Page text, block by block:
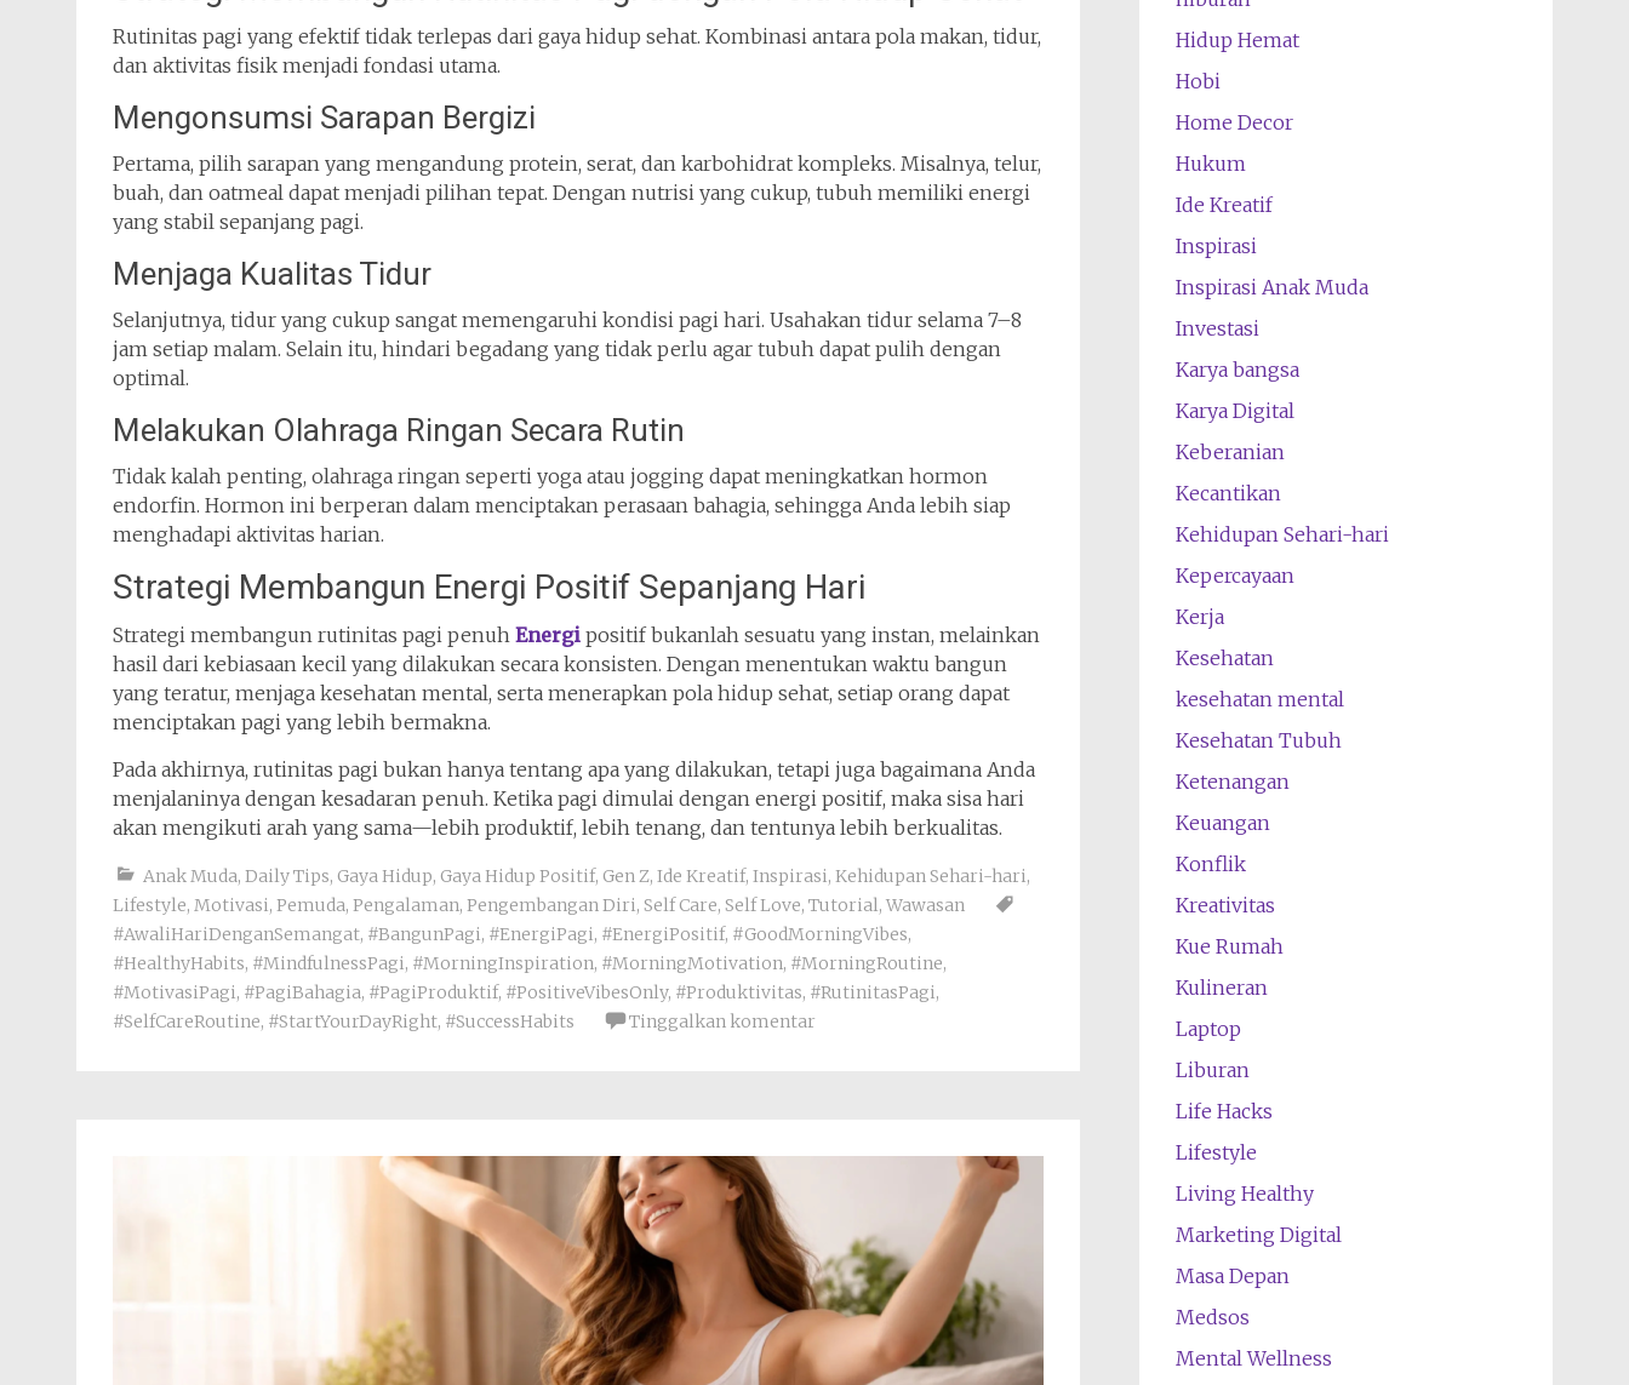
Rutinitas pagi yang efektif tidak terlepas dari gaya hidup sehat. Kombinasi antara pola makan, tidur,
dan aktivitas fisik menjadi fondasi utama.
Mengonsumsi Sarapan Bergizi
Pertama, pilih sarapan yang mengandung protein, serat, dan karbohidrat kompleks. Misalnya, telur,
buah, dan oatmeal dapat menjadi pilihan tepat. Dengan nutrisi yang cukup, tubuh memiliki energi
yang stabil sepanjang pagi.
Menjaga Kualitas Tidur
Selanjutnya, tidur yang cukup sangat memengaruhi kondisi pagi hari. Usahakan tidur selama 7–8
jam setiap malam. Selain itu, hindari begadang yang tidak perlu agar tubuh dapat pulih dengan
optimal.
Melakukan Olahraga Ringan Secara Rutin
Tidak kalah penting, olahraga ringan seperti yoga atau jogging dapat meningkatkan hormon
endorfin. Hormon ini berperan dalam menciptakan perasaan bahagia, sehingga Anda lebih siap
menghadapi aktivitas harian.
Strategi Membangun Energi Positif Sepanjang Hari
Strategi membangun rutinitas pagi penuh Energi positif bukanlah sesuatu yang instan, melainkan
hasil dari kebiasaan kecil yang dilakukan secara konsisten. Dengan menentukan waktu bangun
yang teratur, menjaga kesehatan mental, serta menerapkan pola hidup sehat, setiap orang dapat
menciptakan pagi yang lebih bermakna.
Pada akhirnya, rutinitas pagi bukan hanya tentang apa yang dilakukan, tetapi juga bagaimana Anda
menjalaninya dengan kesadaran penuh. Ketika pagi dimulai dengan energi positif, maka sisa hari
akan mengikuti arah yang sama—lebih produktif, lebih tenang, dan tentunya lebih berkualitas.
Anak Muda, Daily Tips, Gaya Hidup, Gaya Hidup Positif, Gen Z, Ide Kreatif, Inspirasi, Kehidupan Sehari-hari,
Lifestyle, Motivasi, Pemuda, Pengalaman, Pengembangan Diri, Self Care, Self Love, Tutorial, Wawasan
#AwaliHariDenganSemangat, #BangunPagi, #EnergiPagi, #EnergiPositif, #GoodMorningVibes,
#HealthyHabits, #MindfulnessPagi, #MorningInspiration, #MorningMotivation, #MorningRoutine,
#MotivasiPagi, #PagiBahagia, #PagiProduktif, #PositiveVibesOnly, #Produktivitas, #RutinitasPagi,
#SelfCareRoutine, #StartYourDayRight, #SuccessHabits Tinggalkan komentar
Hidup Hemat
Hobi
Home Decor
Hukum
Ide Kreatif
Inspirasi
Inspirasi Anak Muda
Investasi
Karya bangsa
Karya Digital
Keberanian
Kecantikan
Kehidupan Sehari-hari
Kepercayaan
Kerja
Kesehatan
kesehatan mental
Kesehatan Tubuh
Ketenangan
Keuangan
Konflik
Kreativitas
Kue Rumah
Kulineran
Laptop
Liburan
Life Hacks
Lifestyle
Living Healthy
Marketing Digital
Masa Depan
Medsos
Mental Wellness